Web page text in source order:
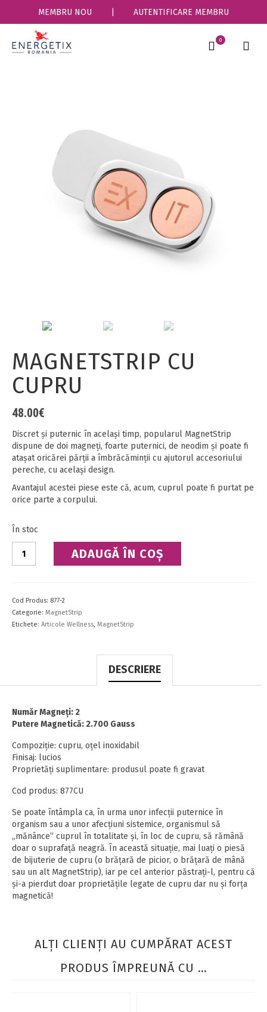
MEMBRU NOU AUTENTIFICARE MEMBRU
0
MAGNETSTRIP CU
CUPRU
48.00€
Discret şi puternic în acelaşi timp, popularul MagnetStrip
dispune de doi magneţi, foarte puternici, de neodim şi poate fi
ataşat oricărei părţii a îmbrăcăminţii cu ajutorul accesoriului
pereche, cu acelaşi design.
Avantajul acestei piese este că, acum, cuprul poate fi purtat pe
orice parte a corpului.
În stoc
MagnetStrip
ADAUGĂ ÎN COȘ
Cod Produs: 877-2
Categorie: MagnetStrip
Etichete: Articole Wellness, MagnetStrip
DESCRIERE
Număr Magneţi: 2
Putere Magnetică: 2.700 Gauss
Compoziţie: cupru, oţel inoxidabil
Finisaj: lucios
Proprietăţi suplimentare: produsul poate fi gravat
Cod produs: 877CU
Se poate întâmpla ca, în urma unor infecţii puternice în
organism sau a unor afecţiuni sistemice, organismul să
„mănânce” cuprul în totalitate şi, în loc de cupru, să rămână
doar o suprafaţă neagră. În această situaţie, mai luaţi o piesă
de bijuterie de cupru (o brăţară de picior, o brăţară de mână
sau un alt MagnetStrip), iar pe cel anterior păstraţi-l, pentru că
şi-a pierdut doar proprietăţile legate de cupru dar nu şi forţa
magnetică!
ALŢI CLIENŢI AU CUMPĂRAT ACEST
PRODUS ÎMPREUNĂ CU …